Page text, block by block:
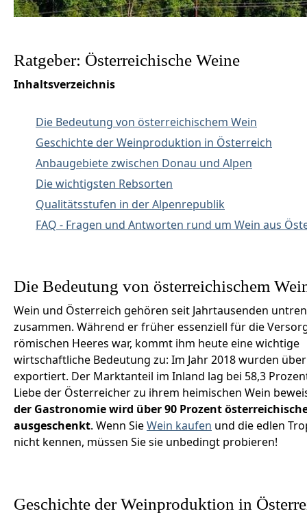
Ratgeber: Österreichische Weine
Inhaltsverzeichnis
Die Bedeutung von österreichischem Wein
Geschichte der Weinproduktion in Österreich
Anbaugebiete zwischen Donau und Alpen
Die wichtigsten Rebsorten
Qualitätsstufen in der Alpenrepublik
FAQ - Fragen und Antworten rund um Wein aus
Die Bedeutung von österreichischem
Wein und Österreich gehören seit Jahrtausenden
zusammen. Während er früher essenziell für die
römischen Heeres war, kommt ihm heute eine wichtige
wirtschaftliche Bedeutung zu: Im Jahr 2018 wurden
exportiert. Der Marktanteil im Inland lag bei 58,3
Liebe der Österreicher zu ihrem heimischen Wein
der Gastronomie wird über 90 Prozent
ausgeschenkt. Wenn SieWein kaufen und die edlen
nicht kennen, müssen Sie sie unbedingt probieren!
Geschichte der Weinproduktion in